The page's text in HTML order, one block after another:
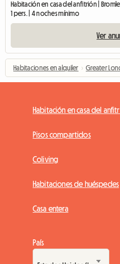
Habitación en casa del anfitrión | Bromley
1 pers. | 4 noches mínimo
Ver
Habitaciones en alquiler › Greater
Habitación en casa del
Pisos compartidos
Coliving
Habitaciones de huéspedes
Casa entera
País